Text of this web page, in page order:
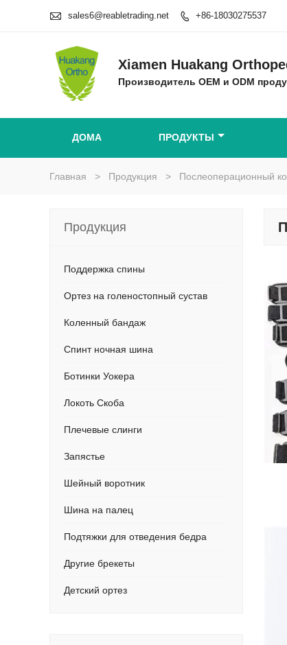
 sales6@reabletrading.net  +86-18030275537
Xiamen Huakang
Производитель OEM и ODM
ДОМА ПРОДУКТЫ
Главная > Продукция > Послеоперационный
Продукция
Поддержка спины
Ортез на голеностопный сустав
Коленный бандаж
Спинт ночная шина
Ботинки Уокера
Локоть Скоба
Плечевые слинги
Запястье
Шейный воротник
Шина на палец
Подтяжки для отведения бедра
Другие брекеты
Детский ортез